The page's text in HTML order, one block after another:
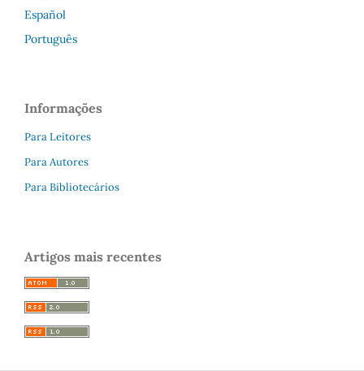
Español
Português
Informações
Para Leitores
Para Autores
Para Bibliotecários
Artigos mais recentes